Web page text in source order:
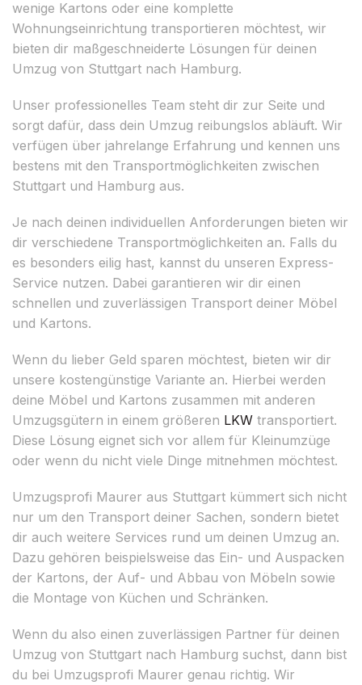
wenige Kartons oder eine komplette
Wohnungseinrichtung transportieren möchtest, wir
bieten dir maßgeschneiderte Lösungen für deinen
Umzug von Stuttgart nach Hamburg.
Unser professionelles Team steht dir zur Seite und
sorgt dafür, dass dein Umzug reibungslos abläuft. Wir
verfügen über jahrelange Erfahrung und kennen uns
bestens mit den Transportmöglichkeiten zwischen
Stuttgart und Hamburg aus.
Je nach deinen individuellen Anforderungen bieten wir
dir verschiedene Transportmöglichkeiten an. Falls du
es besonders eilig hast, kannst du unseren Express-
Service nutzen. Dabei garantieren wir dir einen
schnellen und zuverlässigen Transport deiner Möbel
und Kartons.
Wenn du lieber Geld sparen möchtest, bieten wir dir
unsere kostengünstige Variante an. Hierbei werden
deine Möbel und Kartons zusammen mit anderen
Umzugsgütern in einem größeren LKW transportiert.
Diese Lösung eignet sich vor allem für Kleinumzüge
oder wenn du nicht viele Dinge mitnehmen möchtest.
Umzugsprofi Maurer aus Stuttgart kümmert sich nicht
nur um den Transport deiner Sachen, sondern bietet
dir auch weitere Services rund um deinen Umzug an.
Dazu gehören beispielsweise das Ein- und Auspacken
der Kartons, der Auf- und Abbau von Möbeln sowie
die Montage von Küchen und Schränken.
Wenn du also einen zuverlässigen Partner für deinen
Umzug von Stuttgart nach Hamburg suchst, dann bist
du bei Umzugsprofi Maurer genau richtig. Wir